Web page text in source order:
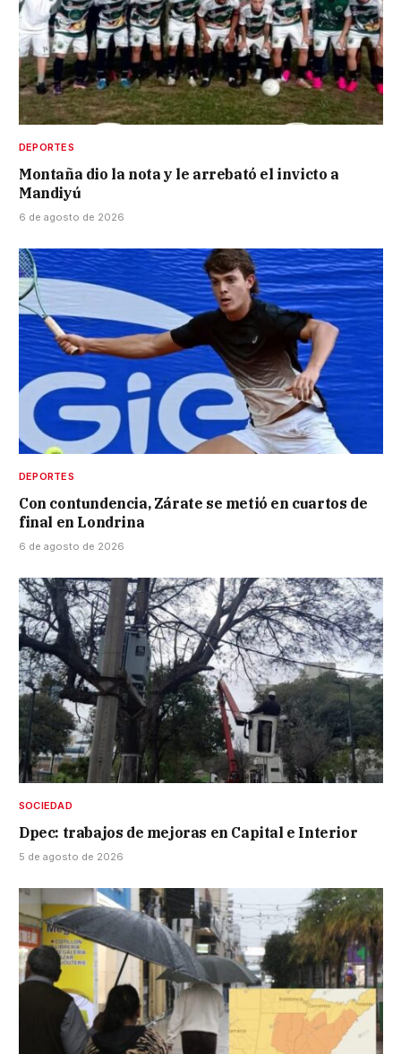
DEPORTES
Montaña dio la nota y le arrebató el invicto a
Mandiyú
6 de agosto de 2026
DEPORTES
Con contundencia, Zárate se metió en cuartos de
final en Londrina
6 de agosto de 2026
SOCIEDAD
Dpec: trabajos de mejoras en Capital e Interior
5 de agosto de 2026